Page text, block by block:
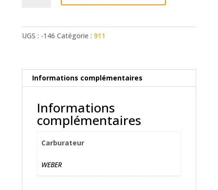
UGS : -146 Catégorie : 911
Informations complémentaires
Informations
complémentaires
Carburateur
WEBER